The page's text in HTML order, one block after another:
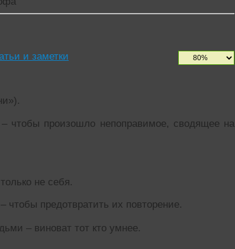
и заметки
чтобы произошло непоправимое, сводящее на
не себя.
предотвратить их повторение.
– виноват тот кто умнее.